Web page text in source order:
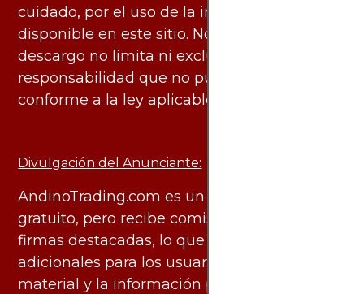
cuidado, por el uso de la información
disponible en este sitio. No obstante, este
descargo no limita ni excluye ninguna
responsabilidad que no pueda ser excluida
conforme a la ley aplicable.
Divulgación del Anunciante:
AndinoTrading.com es un sitio de uso
gratuito, pero recibe comisiones de algunas
firmas destacadas, lo que no genera costos
adicionales para los usuarios. Todo el
material y la información publicados se